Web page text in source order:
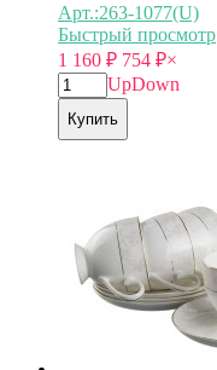
Арт.:263-1077(U)
Быстрый просмотр
1 160 ₽ 754 ₽×
UpDown
Купить